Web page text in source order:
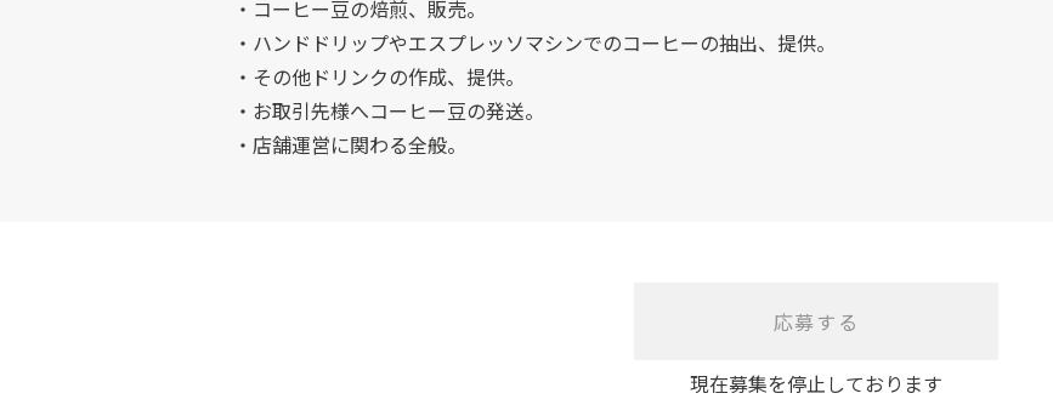
・コーヒー豆の焙煎、販売。
・ハンドドリップやエスプレッソマシンでのコーヒーの抽出、提供。
・その他ドリンクの作成、提供。
・お取引先様へコーヒー豆の発送。
・店舗運営に関わる全般。
応募する
現在募集を停止しております